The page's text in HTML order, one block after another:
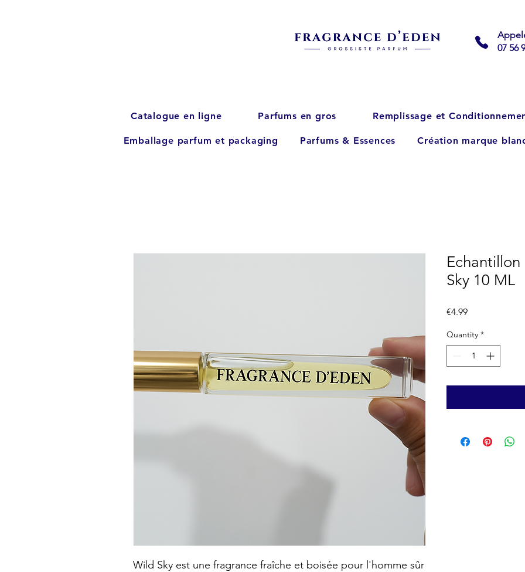
07 56
Catalogue en ligne Parfums en gros Remplissage et
Emballage parfum et packaging Parfums & Essences Création marque
Wild Sky est une fragrance fraîche et boisée pour l'homme sûr
Sky 10 ML
€4.99Price
Quantity *